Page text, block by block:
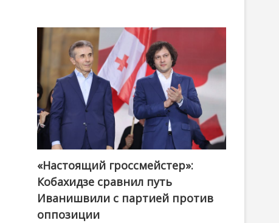
@ქართული ოცნება / Georgian Dream
«Настоящий гроссмейстер»:
Кобахидзе сравнил путь
Иванишвили с партией против
оппозиции